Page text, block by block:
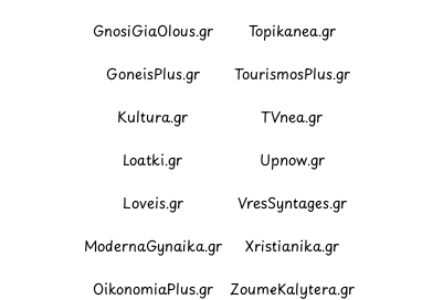
GnosiGiaOlous.gr Topikanea.gr
GoneisPlus.gr TourismosPlus.gr
Kultura.gr TVnea.gr
Loatki.gr Upnow.gr
Loveis.gr VresSyntages.gr
ModernaGynaika.gr Xristianika.gr
OikonomiaPlus.gr ZoumeKalytera.gr